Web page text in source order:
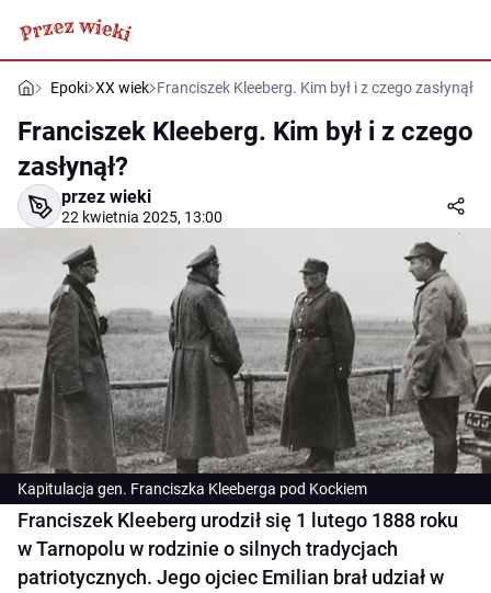
Epoki XX wiek Franciszek Kleeberg. Kim był i z czego zasłynął?
Franciszek Kleeberg. Kim był i z czego
zasłynął?
przez wieki
22 kwietnia 2025, 13:00
Kapitulacja gen. Franciszka Kleeberga pod Kockiem
Franciszek Kleeberg urodził się 1 lutego 1888 roku
w Tarnopolu w rodzinie o silnych tradycjach
patriotycznych. Jego ojciec Emilian brał udział w